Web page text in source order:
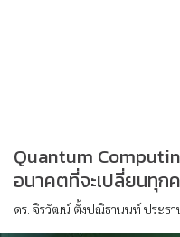
Quantum
อนาคตที่จะเปลี่ยนทุก
ดร. จิรวัฒน์ ตั้งปณิธานนท์ ประธ